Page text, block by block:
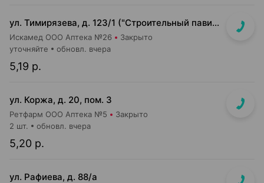
ул. Тимирязева, д. 123/1 ("Строительный павильон")
Искамед ООО Аптека №26 Закрыто
5,19 р.
уточняйте обновл. вчера
ул. Коржа, д. 20, пом. 3
Ретфарм ООО Аптека №5 Закрыто
5,20 р.
2 шт. обновл. вчера
ул. Рафиева, д. 88/а